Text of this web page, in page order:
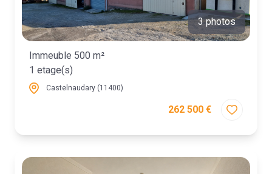
3 photos
Immeuble 500 m²
1 etage(s)
Castelnaudary (11400)
262 500 €